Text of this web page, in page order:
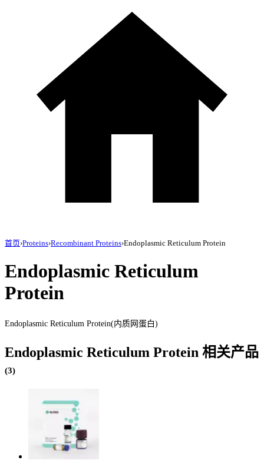
首页›Proteins›Recombinant Proteins›Endoplasmic Reticulum Protein
Endoplasmic Reticulum
Protein
Endoplasmic Reticulum Protein(内质网蛋白)
Endoplasmic Reticulum Protein 相关产品
(3)